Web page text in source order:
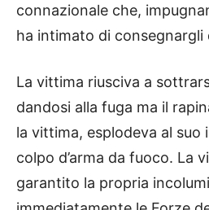
connazionale che,
ha intimato di consegnargli
La vittima riusciva a
dandosi alla fuga ma il
la vittima, esplodeva al suo
colpo d’arma da fuoco. La
garantito la propria